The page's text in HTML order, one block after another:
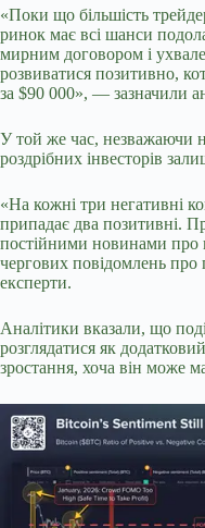
«Поки що більшість
ринок має всі шанси
мирним договором і
розвиватися позитивно,
за $90 000», — зазначили
У той же час, незважаючи
роздрібних інвесторів
«На кожні три негативні
припадає два позитивні.
постійними новинами про
чергових повідомлень
експерти.
Аналітики вказали, що
розглядатися як
зростання, хоча він може